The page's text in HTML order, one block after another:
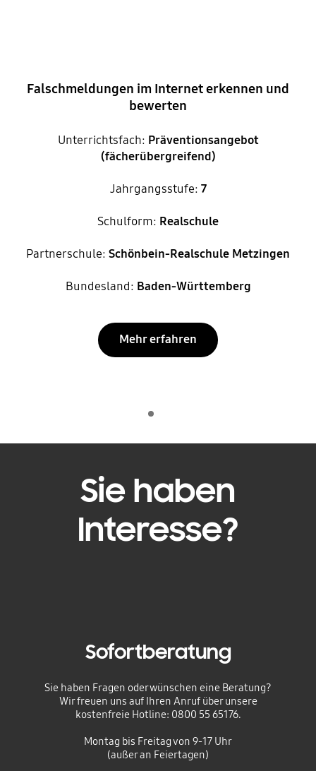
Falschmeldungen im Internet erkennen und
bewerten
Unterrichtsfach: Präventionsangebot
(fächerübergreifend)
Jahrgangsstufe: 7
Schulform: Realschule
Partnerschule: Schönbein-Realschule Metzingen
Bundesland: Baden-Württemberg
Mehr erfahren
Sie haben
Interesse?
Sofortberatung
Sie haben Fragen oder wünschen eine Beratung?
Wir freuen uns auf Ihren Anruf über unsere
kostenfreie Hotline: 0800 55 65176.
Montag bis Freitag von 9-17 Uhr
(außer an Feiertagen)